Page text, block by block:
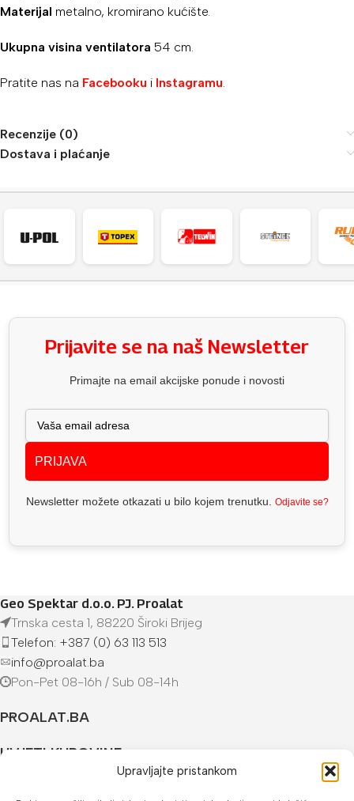
Upravljajte pristankom
Materijal metalno, kromirano kućište.
Ukupna visina ventilatora 54 cm.
Pratite nas na Facebooku i Instagramu
Recenzije (0)
Dostava i plaćanje
Prijavite se na naš Newsletter
Primajte na email akcijske ponude i novosti
PRIJAVA
Newsletter možete otkazati u bilo kojem trenutku. Odjavite se?
Geo Spektar d.o.o. PJ. Proalat
Trnska cesta 1, 88220 Široki Brijeg
Telefon: +387 (0) 63 113 513
info@proalat.ba
Pon-Pet 08-16h / Sub 08-14h
PROALAT.BA
UVJETI KUPOVINE